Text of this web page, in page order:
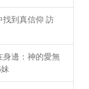
找到真信仰 訪
身邊：神的愛無